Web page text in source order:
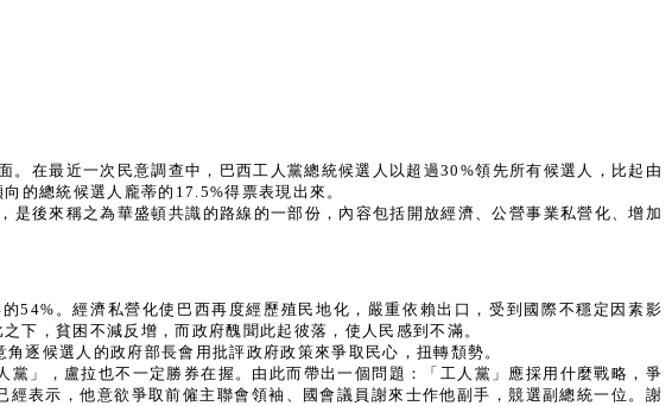
在最近一次民意調查中，巴西工人黨總統候選人以超過30%領先所有候選人，比起由
的總統候選人龐蒂的17.5%得票表現出來。
後來稱之為華盛頓共識的路線的一部份，內容包括開放經濟、公營事業私營化、增加
54%。經濟私營化使巴西再度經歷殖民地化，嚴重依賴出口，受到國際不穩定因素影
下，貧困不減反增，而政府醜聞此起彼落，使人民感到不滿。
逐候選人的政府部長會用批評政府政策來爭取民心，扭轉頹勢。
」，盧拉也不一定勝券在握。由此而帶出一個問題：「工人黨」應採用什麼戰略，爭
表示，他意欲爭取前僱主聯會領袖、國會議員謝來士作他副手，競選副總統一位。謝